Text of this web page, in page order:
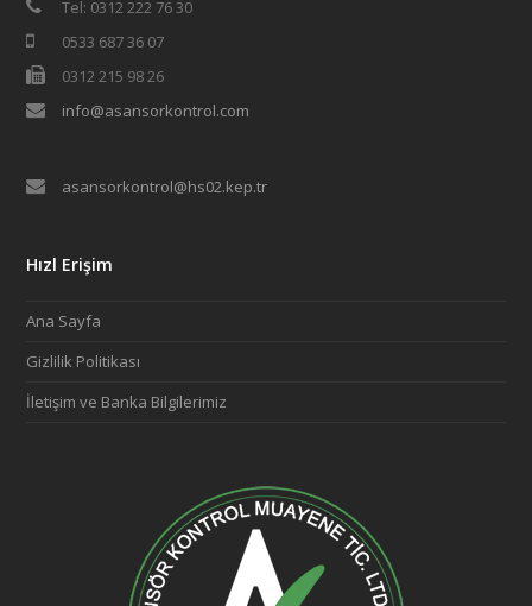
Tel: 0312 222 76 30
0533 687 36 07
0312 215 98 26
info@asansorkontrol.com
asansorkontrol@hs02.kep.tr
Hızl Erişim
Ana Sayfa
Gizlilik Politikası
İletişim ve Banka Bilgilerimiz